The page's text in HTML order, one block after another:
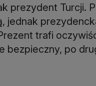
prezydent Turcji.
jednak
trafi
bezpieczny, po